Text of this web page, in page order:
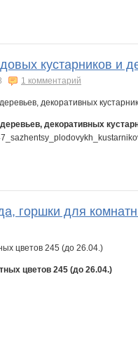
кустарников и
1 комментарий
декоративных
горшки для
цветов 245 (до 26.04.)